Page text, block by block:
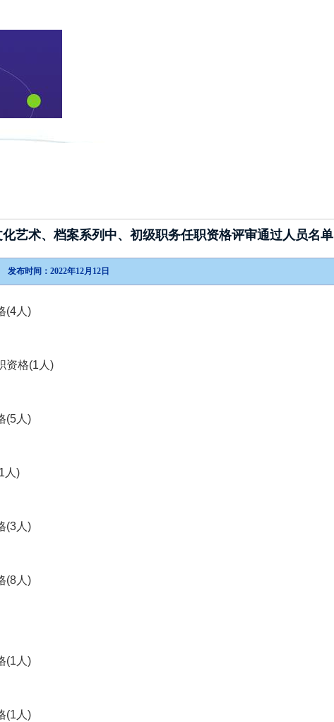
艺术、档案系列中、初级职务任职资格评审通过人员名单
发布时间：2022年12月12日
(4人)
资格(1人)
(5人)
人)
(3人)
(8人)
(1人)
(1人)